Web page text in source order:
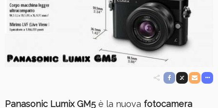
Panasonic Lumix GM5 è la nuova fotocamera